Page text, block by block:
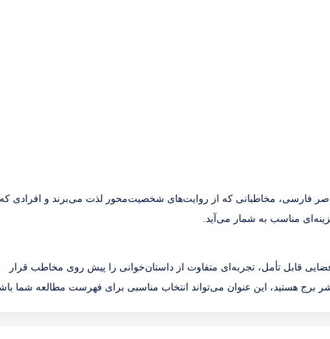
فارسی، مخاطبانی که از روایت‌های شخصیت‌محور لذت می‌برند و افرادی
مناسب به شمار می‌آید.
قابل تأمل، تجربه‌ای متفاوت از داستان‌خوانی را پیش روی مخاطب قرار